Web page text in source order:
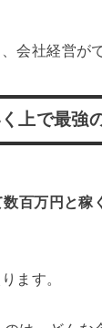
会社経営が
上で最強
百万円と稼
ます。